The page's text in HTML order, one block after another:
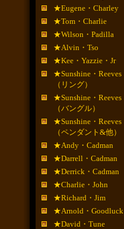
★Eugene・Charley
★Tom・Charlie
★Wilson・Padilla
★Alvin・Tso
★Kee・Yazzie・Jr
★Sunshine・Reeves
（リング）
★Sunshine・Reeves
（バングル）
★Sunshine・Reeves
（ペンダント&他）
★Andy・Cadman
★Darrell・Cadman
★Derrick・Cadman
★Charlie・John
★Richard・Jim
★Arnold・Goodluck
★David・Tune